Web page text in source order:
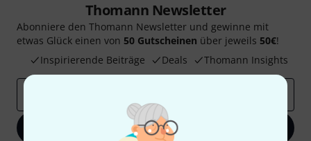
Thomann Newsletter
Abonniere den Thomann Newsletter und gewinne mit
etwas Glück einen von 50 Gutscheinen über jeweils 50€!
Inspirierende Beiträge
Deals Thomann Insights
Jetzt anmelden